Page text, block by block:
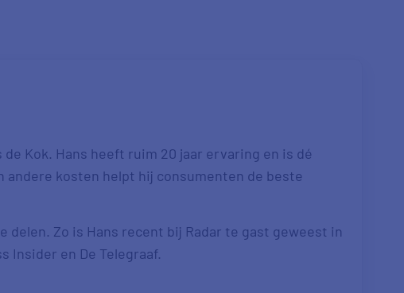
Kok. Hans heeft ruim 20 jaar ervaring en is dé
kosten helpt hij consumenten de beste
Zo is Hans recent bij Radar te gast geweest in
Insider en De Telegraaf.